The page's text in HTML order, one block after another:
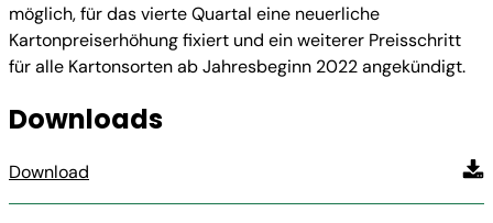
möglich, für das vierte Quartal eine neuerliche
Kartonpreiserhöhung fixiert und ein weiterer Preisschritt
für alle Kartonsorten ab Jahresbeginn 2022 angekündigt.
Downloads
Download